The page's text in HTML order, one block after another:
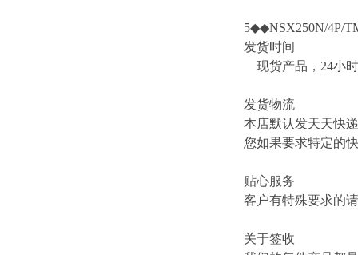
5◆◆NSX250N/4P/
发货时间
现货产品，24小
发货物流
本店默认发天天快
您如果要求特定的
贴心服务
客户有特殊要求的
关于签收